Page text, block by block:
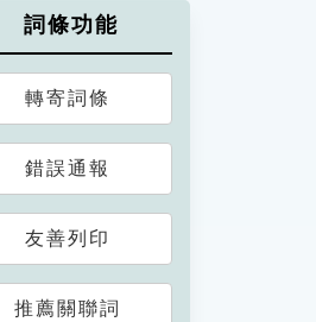
詞條功能
轉寄詞條
錯誤通報
友善列印
推薦關聯詞